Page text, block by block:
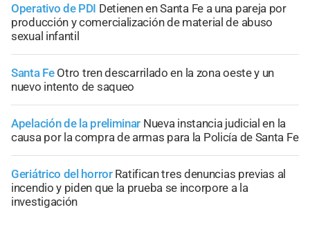
Operativo de PDI Detienen en Santa Fe a una pareja por
producción y comercialización de material de abuso
sexual infantil
Santa Fe Otro tren descarrilado en la zona oeste y un
nuevo intento de saqueo
Apelación de la preliminar Nueva instancia judicial en la
causa por la compra de armas para la Policía de Santa Fe
Geriátrico del horror Ratifican tres denuncias previas al
incendio y piden que la prueba se incorpore a la
investigación